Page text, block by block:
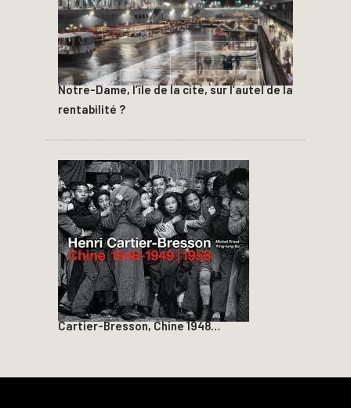
Notre-Dame, l’île de la cité, sur l’autel de la
rentabilité ?
Cartier-Bresson, Chine 1948…